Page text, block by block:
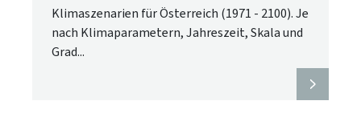
Klimaszenarien für Österreich (1971 - 2100). Je
nach Klimaparametern, Jahreszeit, Skala und
Grad...